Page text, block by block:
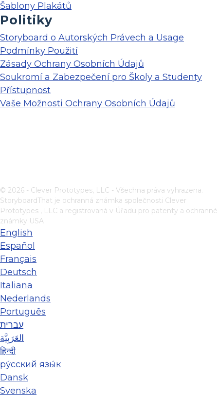
Šablony Plakátů
Politiky
Storyboard o Autorských Právech a Usage
Podmínky Použití
Zásady Ochrany Osobních Údajů
Soukromí a Zabezpečení pro Školy a Studenty
Přístupnost
Vaše Možnosti Ochrany Osobních Údajů
© 2026 - Clever Prototypes, LLC - Všechna práva vyhrazena.
StoryboardThat je ochranná známka společnosti Clever
Prototypes , LLC a registrovaná v Úřadu pro patenty a ochranné
známky USA
English
Español
Français
Deutsch
Italiana
Nederlands
Português
עברית
العَرَبِيَّة
हिन्दी
ру́сский язы́к
Dansk
Svenska